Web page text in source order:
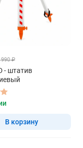
990 ₽
- штатив
В корзину